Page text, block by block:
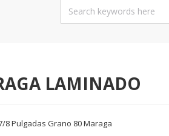
LAMINADO
8 Pulgadas Grano 80 Maraga